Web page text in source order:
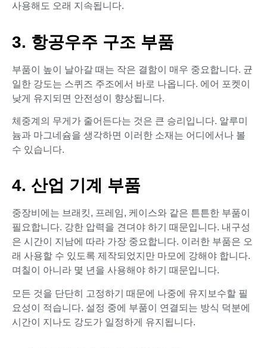
사용해도 오래 지속됩니다.
3. 항공우주 구조 부품
부품이 높이 날아갈 때는 작은 결함이 매우 중요합니다. 균
일한 강도는 스퀴즈 주조에서 바로 나옵니다. 에어 포켓이
낮게 유지되면 안전성이 향상됩니다.
체중계의 무게가 줄어든다는 것은 큰 승리입니다. 알루미
늄과 마그네슘을 생각하면 이러한 소재는 어디에서나 볼
수 있습니다.
4. 산업 기계 부품
중장비에는 브래킷, 프레임, 케이스와 같은 튼튼한 부품이
필요합니다. 강한 압력을 견뎌야 하기 때문입니다. 내구성
은 시간이 지남에 따라 가장 중요합니다. 이러한 부품은 오
래 사용할 수 있도록 제작되었지만 마모에 강해야 합니다.
며칠이 아니라 몇 년을 사용해야 하기 때문입니다.
모든 것을 단단히 고정하기 때문에 나중에 유지보수할 필
요성이 적습니다. 설정 중에 부품이 연결되는 방식 덕분에
시간이 지나도 강도가 일정하게 유지됩니다.